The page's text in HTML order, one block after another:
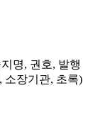
명, 권호, 발행
소장기관, 초록)